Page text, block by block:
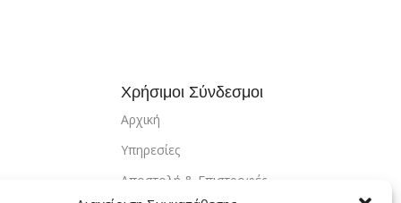
Χρήσιμοι Σύνδεσμοι
Αρχική
Υπηρεσίες
Αποστολή & Επιστροφές